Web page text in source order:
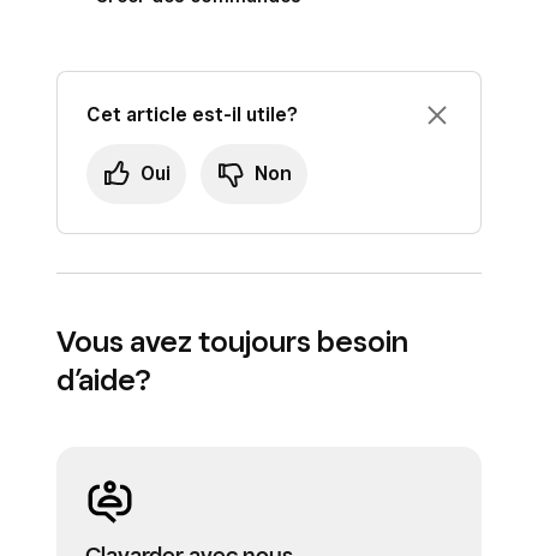
en espècesouEnregistrer un autre
Cet article est-il utile?
Oui Non
Vous avez toujours besoin
d’aide?